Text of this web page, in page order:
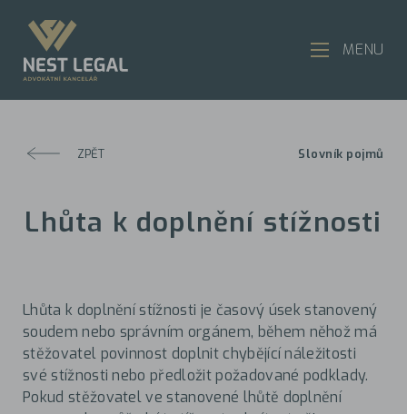
ZPĚT Slovník pojmů
Lhůta k doplnění stížnosti
Lhůta k doplnění stížnosti je časový úsek stanovený
soudem nebo správním orgánem, během něhož má
stěžovatel povinnost doplnit chybějící náležitosti
své stížnosti nebo předložit požadované podklady.
Pokud stěžovatel ve stanovené lhůtě doplnění
MENU